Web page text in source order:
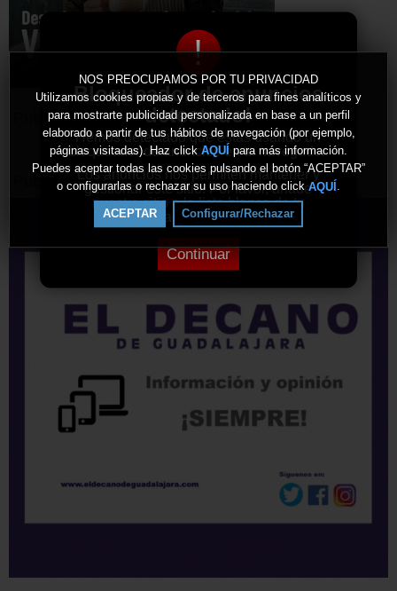
!
Bloqueador de anuncios
detectado!
Hemos detectado que estás usando un
bloqueador de anuncios en tu navegador.
Los anuncios nos permiten mantener y
gestionar este sitio. Por favor, añade
nuestro sitio a la lista blanca de tu
bloqueador de anuncios.
Continuar
NOS PREOCUPAMOS POR TU PRIVACIDAD
Utilizamos cookies propias y de terceros para fines analíticos y
para mostrarte publicidad personalizada en base a un perfil
elaborado a partir de tus hábitos de navegación (por ejemplo,
páginas visitadas). Haz click AQUÍ para más información.
Puedes aceptar todas las cookies pulsando el botón “ACEPTAR”
o configurarlas o rechazar su uso haciendo click AQUÍ
ACEPTAR Configurar/Rechazar
Publicidad
Publicidad